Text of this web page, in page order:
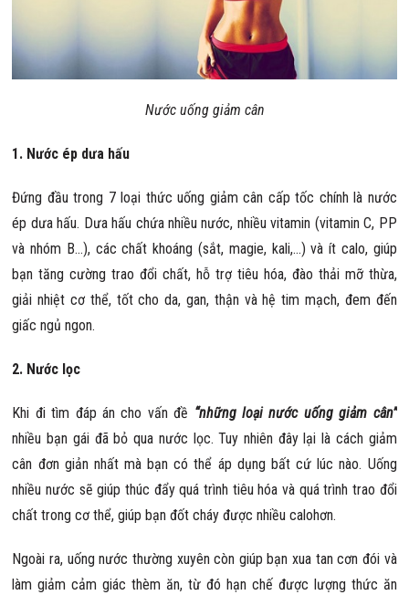
Nước uống giảm cân
1. Nước ép dưa hấu
Đứng đầu trong 7 loại thức uống giảm cân cấp tốc chính là nước
ép dưa hấu. Dưa hấu chứa nhiều nước, nhiều vitamin (vitamin C, PP
và nhóm B…), các chất khoáng (sắt, magie, kali,…) và ít calo, giúp
bạn tăng cường trao đổi chất, hỗ trợ tiêu hóa, đào thải mỡ thừa,
giải nhiệt cơ thể, tốt cho da, gan, thận và hệ tim mạch, đem đến
giấc ngủ ngon.
2. Nước lọc
Khi đi tìm đáp án cho vấn đề “những loại nước uống giảm cân”
nhiều bạn gái đã bỏ qua nước lọc. Tuy nhiên đây lại là cách giảm
cân đơn giản nhất mà bạn có thể áp dụng bất cứ lúc nào. Uống
nhiều nước sẽ giúp thúc đẩy quá trình tiêu hóa và quá trình trao đổi
chất trong cơ thể, giúp bạn đốt cháy được nhiều calohơn.
Ngoài ra, uống nước thường xuyên còn giúp bạn xua tan cơn đói và
làm giảm cảm giác thèm ăn, từ đó hạn chế được lượng thức ăn